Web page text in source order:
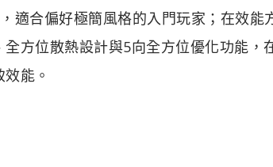
適合偏好極簡風格的入門玩家；在效
方位散熱設計與5向全方位優化功能，
能。